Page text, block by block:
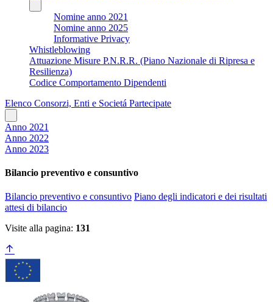
Nomine anno 2021
Nomine anno 2025
Informative Privacy
Whistleblowing
Attuazione Misure P.N.R.R. (Piano Nazionale di Ripresa e
Resilienza)
Codice Comportamento Dipendenti
Elenco Consorzi, Enti e Societá Partecipate
Anno 2021
Anno 2022
Anno 2023
Bilancio preventivo e consuntivo
Bilancio preventivo e consuntivo Piano degli indicatori e dei risultati
attesi di bilancio
Visite alla pagina: 131